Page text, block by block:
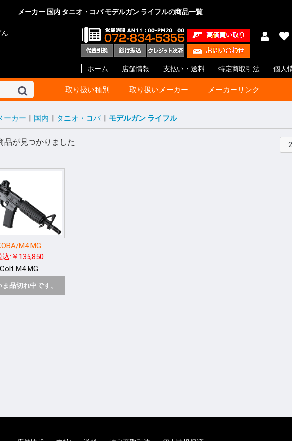
メーカー 国内 タニオ・コバ モデルガン ライフルの商品一覧
ホーム 店舗情報 支払い・送料 特定商取引法 個人
取り扱い種別 取り扱いメーカー メーカーリンク
東京マルイ GBB ハンドガン
GBB ライフル
電動ガン 次世代
電動ガン ハイサイクル
電動ガン
電動ガン バッテリー等
電動ガン マガジン
電動ガン アクセサリー
エアーライフル
ショットガン
ガスガン
ガスガン マガジン
ガスガン アクセサリー
エアーガン アクセサリ
エアーガン マガジン
サイト関連
汎用品
10歳以上用
消耗品 他
KSC ガスブローバック
ガス ライフル・SMG
CO2ブローバック
モデルガン
電動ガン
ガス マガジン
モデルガン カート等
アクセサリー
電動 マガジン等
消耗品 他
マルシン ガス ブローバック
ガス リボルバー
ガス ライフル・SMG
8mm ハンドガン
モデルガン オート
モデルガン リボルバー
モデルガン 長物
キット モデルガン
モデルガン 金属
ガス マガジン
モデルガン カート等
アクセサリー
グリップ
ガスガン 他
消耗品 他
タナカ ガス リボルバー
ガス ブローバック
エアー ライフル
ガス ライフル
モデルガン リボルバー
モデルガン オート
モデルガン 金属
モデルガン ライフル
ガス マガジン
グリップ
アクセサリー
モデルガン カート等
マルゼン エアー ハンドガン
ガス ブローバック
エアー ライフル
ガス ライフル・SMG
マガジン
アクセサリー
消耗品
ハートフォード モデルガン リボルバ
モデルガン オート
モデルガン キット
ガスガン
アクセサリー
カートリッジ等
グリップ
クラフト アップル モデルガン リボルバー
モデルガン オート
モデルガン ライフル
モデルガン カート等
グリップ
グレネード
その他
KTW エアーガン
電動ガン
アクセサリー
タニオ・コバ モデルガン オート
モデルガン ライフル
モデルガン カート等
カスタムパーツ エアガ
その他
BATON Airsoft
BWC モデルガン オート
モデルガン カート等
モデルガン キット
カスタムパーツ
ガスガン
グリップ
ショウエイ
エラン モデルガン
モデルガンパーツ
A!CTION(アクション) モデルガン リボルバー
モデルガン オートマチ
アクセサリー
KM企画 インナーバレル
サイレンサー
キャロムショット 塗装・仕上げ
モデルガン用
グリップ リボルバ用
グリップ オート用
ガスガン 外装パーツ
ガスガン 内部パーツ
メンテナンス
パンドラ アームズ
R.C.C.
ガンショップ インディ 塗装
メンテナンス
ガンスミス シークレッ
ト
スプレー塗料
ブルーイング剤
メンテナンス
メディコム
ファインケミカル
オプション No.1
G-Force
Carbon8 CO2 ブローバックガン
スペアマガジン パー
HoneyBee
エス・ツー・エス その他
BB弾
照準器
ホルスター
ケース類
U-18
エアガン
ガスガン
ET-1
プロテック
イースト.A オート用
リボルバー用
革製 ショルダー
革製 ヒップ
ナイロン製 ショルダー
ナイロン製 ヒップ
ウエスタン
レッグ バックサイド
ポーチ
ケース類
ライラクス
モッジ
ノーベルアームズ 照準器
マウント 他
マックジャパン モデルガン用品
ホルスター
M W グレネード
フリーダムアート
ライト ダミーカート
CーTec 発火カートリッジ
空撃ちダミーカートリ
ダミーブレット
モデルガン カスタムパ
ファイアフライ
ガスガン用カスタムパ
電動ガン用カスタムパ
パッキン類
TOP 電動ガン
アクセサリー
宮川ゴム
レザーアート ケイン
ZEKE
GAW
ガンスミス忍者
国内メーカー その他
DETONATOR スライド
サイト
アウターバレル
その他
GUARDER GLOCK Gen.5
GLOCK Gen.4
GLOCK Gen.3
H&K
V10 / DETONICS
1911 ・ MEU等
Hi-CAPA
M&P
DESERT EAGLE
P226
M92F
金属外装パーツ
内部カスタムパーツ
その他
Guns Modify マグロ用パーツ
カスタムパーツ
アクセサリー
COW COW GLOCK
ROBIN HOOD リボルバー用パーツ
オート用パーツ
Anvil マルイ用
WA用
その他
Vector Optics
Bomber Airsoft
WE-Tech ガス ハンドガン
ガス ライフル
マガジン 他
ENIGMA
NOVA アウターバレル
金属外装パーツ
金属外装キット
Prime カスタムパーツ
金属外装パーツ
金属外装キット
RA-Tech
KJ Works ガス ハンドガン
マガジン 他
ガス ライフル
BOLT ガスブローバック
G&G
VFC
UMaREX
AIP
Ready Fighter 金属外装
NeBula アウターバレル
外装パーツ
内部カスタムパーツ
Airsoft Surgeon
T8 Airsoft
Shooter’s Desion
SILVERBACK Airsoft
W I I Tech
Ace-1 Arms
ACETECH
AABB
C&C tac
SAPH
ANGRY GUN
AMOMAX / CYTAC
FMA
海外メーカー その他
コルト
ベレッタ
スミス&ウエッソン
グロック
HOGUE オート用
リボルバ用
ライフル用
木製
G-10 素材製
その他アクセサリー
PACHMAYR オート用
汎用
リボルバ用
木製
G-10 素材製
ALTAMONT オート用
リボルバ用
G-10 素材製
VZ Grips
LINVILLE
LOK Grips
CERUS GEAR
MAGPUL
Birchwood
HKS
実銃用品メーカー その
他
バック マシンピストル
ライフル
バ
イクル
ガン
キング
フル SMG
ン
リボルバ
オート
長物
ガン
ルガン
売登録品)
ン
ガン
ライフル
ハンドガン
ガン
ランチャ
弾
クセサリー
クセサリー
クセサリー
アクセサリ
サリー(純正)
ペアマガジ
ペアマガジ
ペアマガジ
スペアマガ オートマチック用
リボルバー用
銃用) その他
Altamont
HOGUE
Pachmayr
BERETTA
ムパーツ マルイ 1911
マルイ GLOCK
アウターバレル
ムパーツ マルイ 1911
マルイ GLOCK用
ゴムパッキン類
ガスガン用
電動ガン用
エアーガン用
アップパー
・充電器
カスタムパ
ト
カスタムパ ドットサイト
スコープ
ー
ーザー
(革)
(樹脂)
(ナイロン) オートマチック
リボルバー
その他
スBB弾
げ
サリー
ング用品
ド
ョン
品
ン ガスブローバック
モデルガン
アクセサリー
モデルガン
エアーソフトガン
ーカー | 国内 | タニオ・コバ | モデルガン ライフル
品が見つかりました
M4 MG
込:￥135,850
Colt M4 MG
品切れ中です。